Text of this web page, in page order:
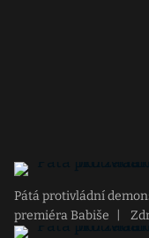
Pátá protivládní
premiéra Babiše